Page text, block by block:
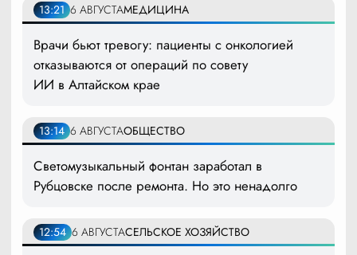
13:21 6 АВГУСТАМЕДИЦИНА
Врачи бьют тревогу: пациенты с онкологией
отказываются от операций по совету
ИИ в Алтайском крае
13:14 6 АВГУСТАОБЩЕСТВО
Светомузыкальный фонтан заработал в
Рубцовске после ремонта. Но это ненадолго
12:54 6 АВГУСТАСЕЛЬСКОЕ ХОЗЯЙСТВО